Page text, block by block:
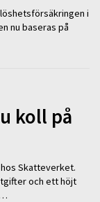
i
nu baseras på
koll på
Skatteverket.
och ett höjt